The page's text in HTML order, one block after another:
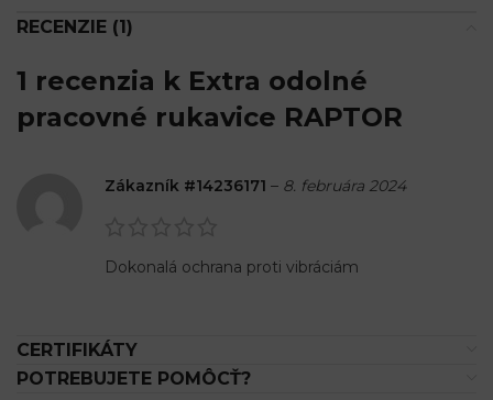
RECENZIE (1)
1 recenzia k Extra odolné
pracovné rukavice RAPTOR
Zákazník #14236171 – 8. februára 2024
Dokonalá ochrana proti vibráciám
CERTIFIKÁTY
POTREBUJETE POMÔCŤ?